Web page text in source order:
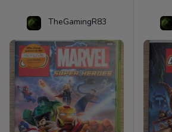
TheGamingR83